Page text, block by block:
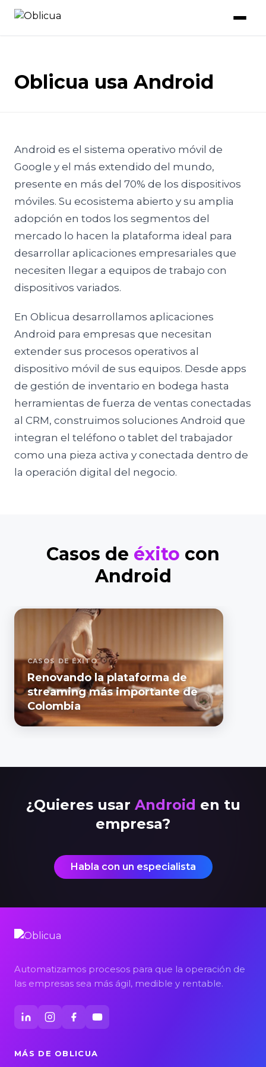
Oblicua usa Android
Android es el sistema operativo móvil de
Google y el más extendido del mundo,
presente en más del 70% de los dispositivos
móviles. Su ecosistema abierto y su amplia
adopción en todos los segmentos del
mercado lo hacen la plataforma ideal para
desarrollar aplicaciones empresariales que
necesiten llegar a equipos de trabajo con
dispositivos variados.
En Oblicua desarrollamos aplicaciones
Android para empresas que necesitan
extender sus procesos operativos al
dispositivo móvil de sus equipos. Desde apps
de gestión de inventario en bodega hasta
herramientas de fuerza de ventas conectadas
al CRM, construimos soluciones Android que
integran el teléfono o tablet del trabajador
como una pieza activa y conectada dentro de
la operación digital del negocio.
Casos de éxito con
Android
CASOS DE ÉXITO
Renovando la plataforma de
streaming más importante de
Colombia
¿Quieres usar Android en tu
empresa?
Habla con un especialista
Automatizamos procesos para que la operación de
las empresas sea más ágil, medible y rentable.
MÁS DE OBLICUA